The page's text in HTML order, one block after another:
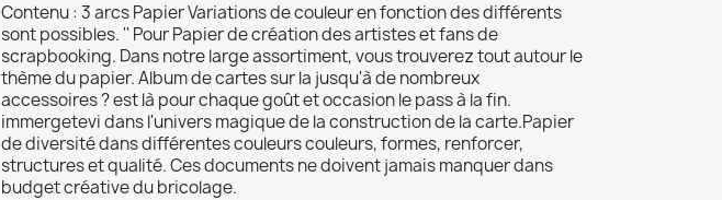
Contenu : 3 arcs Papier Variations de couleur en fonction des différents
sont possibles. '' Pour Papier de création des artistes et fans de
scrapbooking. Dans notre large assortiment, vous trouverez tout autour le
thème du papier. Album de cartes sur la jusqu'à de nombreux
accessoires ? est là pour chaque goût et occasion le pass à la fin.
immergetevi dans l'univers magique de la construction de la carte.Papier
de diversité dans différentes couleurs couleurs, formes, renforcer,
structures et qualité. Ces documents ne doivent jamais manquer dans
budget créative du bricolage.